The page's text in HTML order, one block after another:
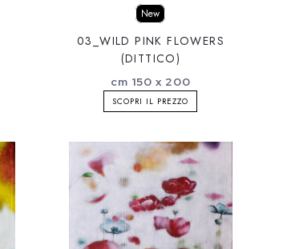
New
03_WILD PINK FLOWERS
(DITTICO)
cm 150 x 200
SCOPRI IL PREZZO